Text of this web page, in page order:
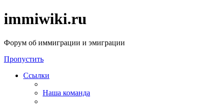
immiwiki.ru
Форум об иммиграции и эмиграции
Пропустить
Ссылки
Наша команда